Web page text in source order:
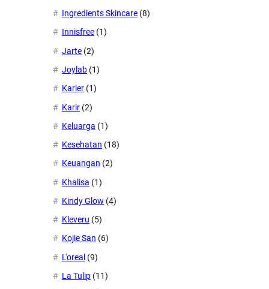
Ingredients Skincare (8)
Innisfree (1)
Jarte (2)
Joylab (1)
Karier (1)
Karir (2)
Keluarga (1)
Kesehatan (18)
Keuangan (2)
Khalisa (1)
Kindy Glow (4)
Kleveru (5)
Kojie San (6)
L'oreal (9)
La Tulip (11)